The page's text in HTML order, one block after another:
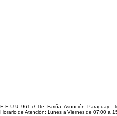
E.E.U.U. 961 c/ Tte. Fariña. Asunción, Paraguay -
Horario de Atención: Lunes a Viernes de 07:00 a